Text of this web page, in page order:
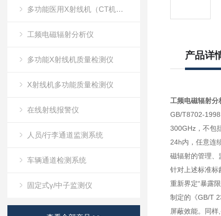
多功能医用X射线机（CT机）质量检测仪
工频电磁辐射分析仪
多功能X射线机质量检测仪
X射线机多功能质量检测仪
在线射线报警仪
人员/行李通道监测系统
车辆通道检测系统
固定式γ/中子监测仪
产品详
工频电磁辐射分
GB/T8702-
300GHz，不包
24h内，任意连
磁辐射的管理、
针对上述标准标
重新界定“暴露
制定的《GB/T
屏蔽效能。同